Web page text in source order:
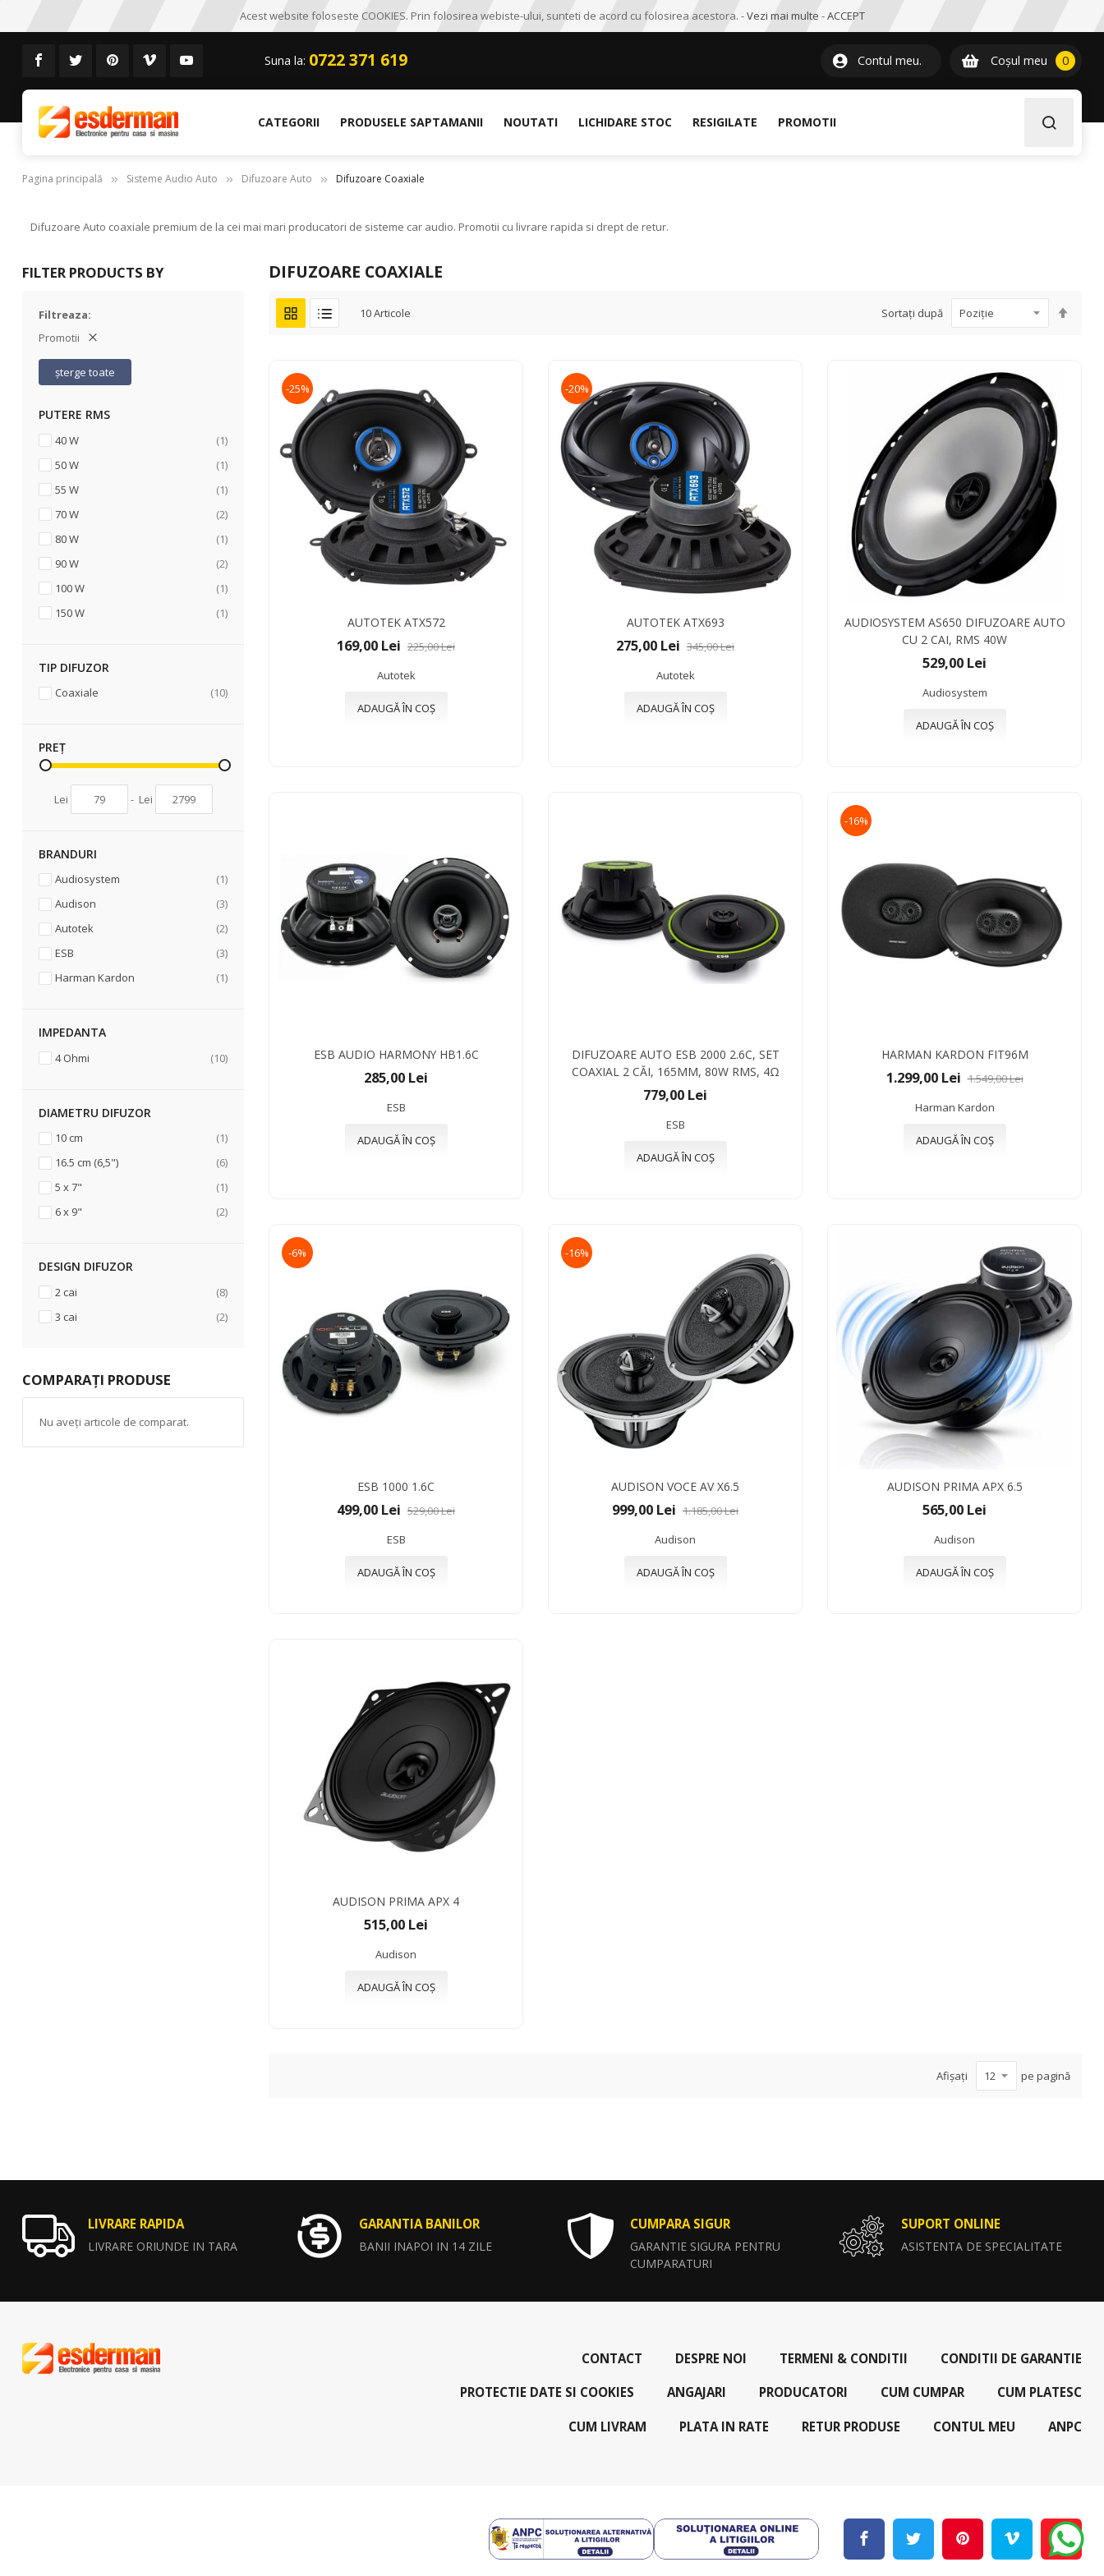
Acest website foloseste COOKIES. Prin folosirea webiste-ului, sunteti de acord cu folosirea acestora. -Vezi mai multe -ACCEPT
Suna la: 0722 371 619 Contul meu. Coșul meu 00item
CATEGORII PRODUSELE SAPTAMANII NOUTATI LICHIDARE STOC RESIGILATE PROMOTII
Pagina principală Sisteme Audio Auto Difuzoare Auto Difuzoare Coaxiale
Difuzoare Auto coaxiale premium de la cei mai mari producatori de sisteme car audio. Promotii cu livrare rapida si drept de retur.
DIFUZOARE COAXIALE
10Articole Sortați după
-25%
AUTOTEK ATX572
169,00 Lei 225,00 Lei
Autotek
ADAUGĂ ÎN COȘ
-20%
AUTOTEK ATX693
275,00 Lei 345,00 Lei
Autotek
ADAUGĂ ÎN COȘ
AUDIOSYSTEM AS650 DIFUZOARE AUTO
CU 2 CAI, RMS 40W
529,00 Lei
Audiosystem
ADAUGĂ ÎN COȘ
ESB AUDIO HARMONY HB1.6C
285,00 Lei
ESB
ADAUGĂ ÎN COȘ
DIFUZOARE AUTO ESB 2000 2.6C, SET
COAXIAL 2 CĂI, 165MM, 80W RMS, 4Ω
779,00 Lei
ESB
ADAUGĂ ÎN COȘ
-16%
HARMAN KARDON FIT96M
1.299,00 Lei 1.549,00 Lei
Harman Kardon
ADAUGĂ ÎN COȘ
-6%
ESB 1000 1.6C
499,00 Lei 529,00 Lei
ESB
ADAUGĂ ÎN COȘ
-16%
AUDISON VOCE AV X6.5
999,00 Lei 1.185,00 Lei
Audison
ADAUGĂ ÎN COȘ
AUDISON PRIMA APX 6.5
565,00 Lei
Audison
ADAUGĂ ÎN COȘ
AUDISON PRIMA APX 4
515,00 Lei
Audison
ADAUGĂ ÎN COȘ
Afișați pe pagină
FILTER PRODUCTS BY
Filtreaza
Promotii
șterge toate
PUTERE RMS
40 W 1articol
50 W
1articol
55 W
1articol
70 W
2articole
80 W
1articol
90 W
2articole
100 W
1articol
150 W
1articol
TIP DIFUZOR
Coaxiale 10articole
PREȚ
Lei - Lei
BRANDURI
Audiosystem 1articol
Audison
3articole
Autotek
2articole
ESB
3articole
Harman Kardon
1articol
IMPEDANTA
4 Ohmi 10articole
DIAMETRU DIFUZOR
10 cm 1articol
16.5 cm (6,5")
6articole
5 x 7"
1articol
6 x 9"
2articole
DESIGN DIFUZOR
2 cai 8articole
3 cai
2articole
COMPARAȚI PRODUSE
Nu aveți articole de comparat.
LIVRARE RAPIDA
LIVRARE ORIUNDE IN TARA
GARANTIA BANILOR
BANII INAPOI IN 14 ZILE
CUMPARA SIGUR
GARANTIE SIGURA PENTRU
CUMPARATURI
SUPORT ONLINE
ASISTENTA DE SPECIALITATE
CONTACT DESPRE NOI TERMENI & CONDITII CONDITII DE GARANTIE
PROTECTIE DATE SI COOKIES ANGAJARI PRODUCATORI CUM CUMPAR CUM PLATESC
CUM LIVRAM PLATA IN RATE RETUR PRODUSE CONTUL MEU ANPC